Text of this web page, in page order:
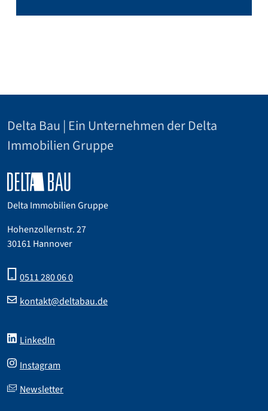
Delta Bau | Ein Unternehmen der Delta
Immobilien Gruppe
Delta Immobilien Gruppe
Hohenzollernstr. 27
30161 Hannover
0511 280 06 0
kontakt@deltabau.de
LinkedIn
Instagram
Newsletter